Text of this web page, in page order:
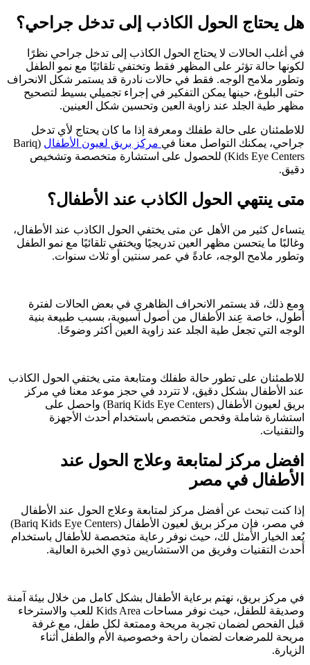
هل يحتاج الحول الكاذب إلى تدخل جراحي؟
في أغلب الحالات لا يحتاج الحول الكاذب إلى تدخل جراحي نظرًا
لكونها حالة تؤثر على المظهر فقط وتختفي تلقائيًا مع نمو الطفل
وتطور ملامح الوجه. فقط في حالات نادرة قد يستمر شكل الانحراف
حتى البلوغ، حينها يمكن التفكير في إجراء تجميلي بسيط لتصحيح
مظهر طية الجلد عند زاوية العين وتحسين شكل العينين.
للاطمئنان على حالة طفلك ومعرفة إذا ما كان يحتاج لأي تدخل
جراحي، يمكنك التواصل معنا في مركز بريق لعيون الأطفال
(Bariq
Kids Eye Centers) للحصول على استشارة متخصصة وتشخيص
دقيق.
متى ينتهي الحول الكاذب عند الأطفال؟
يتساءل كثير من الأهل عن متى يختفي الحول الكاذب عند الأطفال،
وغالبًا ما يتحسن مظهر العين تدريجيًا ويختفي تلقائيًا مع نمو الطفل
وتطور ملامح الوجه، عادةً في عمر سنتين أو ثلاث سنوات.
ومع ذلك، قد يستمر الانحراف الظاهري في بعض الحالات لفترة
أطول، خاصة عِند الأطفال من أصول آسيوية، بسبب طبيعة بنية
الوجه التي تجعل طية الجلد عند زاوية العين أكثر وضوحًا.
للاطمئنان على تطور حالة طفلك ومتابعة متى يختفي الحول الكاذب
عند الأطفال بشكل دقيق، لا تتردد في حجز موعد معنا في مركز
بريق لعيون الأطفال (Bariq Kids Eye Centers) واحصل على
استشارة شاملة وفحص متخصص باستخدام أحدث الأجهزة
والتقنيات.
افضل مركز لمتابعة وعلاج الحول عند
الأطفال في مصر
إذا كنت تبحث عن أفضل مركز لمتابعة وعلاج الحول عند الأطفال
في مصر، فإن مركز بريق لعيون الأطفال (Bariq Kids Eye Centers)
يُعد الخيار الأمثل لك، حيث نوفر رعاية متخصصة للأطفال باستخدام
أحدث التقنيات وفريق من الاستشاريين ذوي الخبرة العالية.
في مركز بريق، نهتم برعاية الأطفال بشكل كامل من خلال بيئة آمنة
وصديقة للطفل، حيث نوفر مساحات Kids Area للعب والاسترخاء
قبل الفحص لضمان تجربة مريحة وممتعة لكل طفل، مع غرفة
مريحة للمرضعات لضمان راحة وخصوصية الأم والطفل أثناء
الزيارة.